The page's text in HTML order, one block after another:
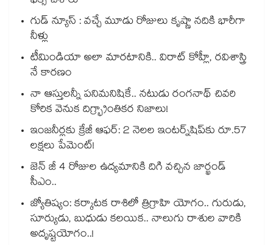
గుడ్ న్యూస్ : వచ్చే మూడు రోజులు కృష్ణా నదికి భారీగా
నీళ్లు
టీమిండియా అలా మారటానికి.. విరాట్ కోహ్లీ, రవిశాస్త్రి
నే కారణం
నా ఆస్తులన్నీ పనిమనిషికే.. నటుడు రంగనాథ్ చివరి
కోరిక వెనుక దిగ్భ్రాంతికర నిజాలు!
ఇంజనీర్లకు క్రేజీ ఆఫర్: 2 నెలల ఇంటర్న్‌షిప్‌కు రూ.57
లక్షలు పేమెంట్!
జెన్ జీ 4 రోజుల ఉద్యమానికి దిగి వచ్చిన జార్ఖండ్
సీఎం..
జ్యోతిష్యం: కర్కాటక రాశిలో త్రిగ్రాహి యోగం.. గురుడు,
సూర్యుడు, బుధుడు కలయిక.. నాలుగు రాశుల వారికి
అదృష్టయోగం..!